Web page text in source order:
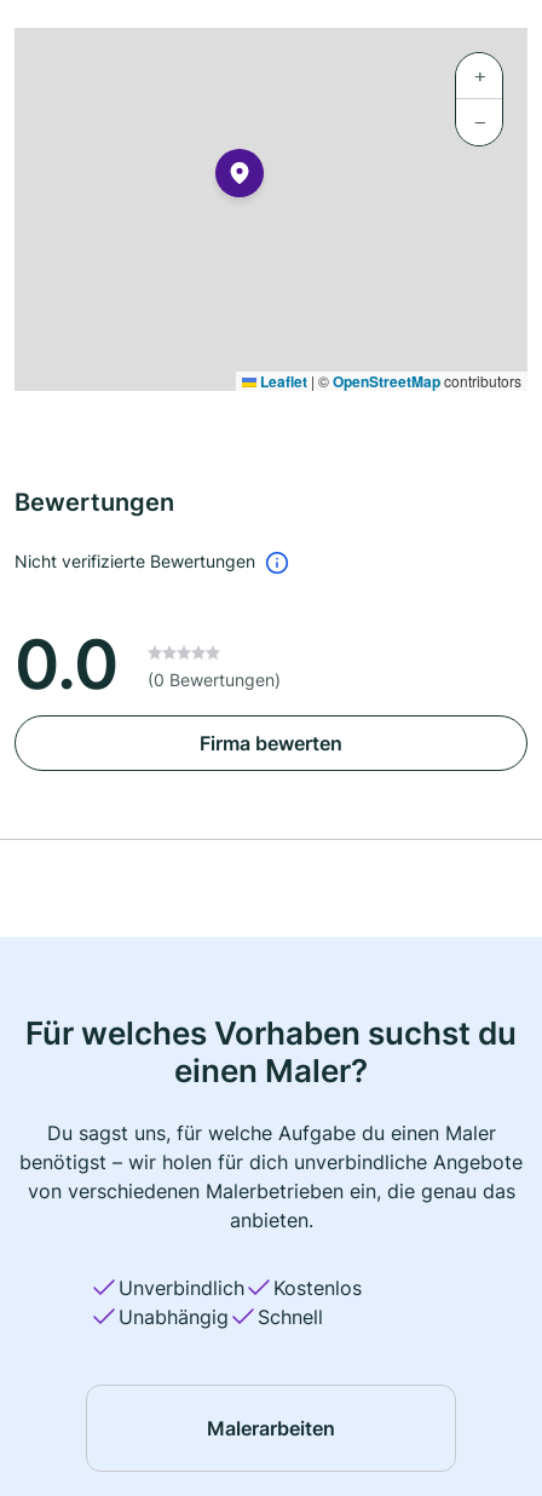
+
−
Leaflet | ©OpenStreetMapcontributors
Bewertungen
Nicht verifizierte Bewertungen
0.0 (0 Bewertungen)
Firma bewerten
Für welches Vorhaben suchst du
einen Maler?
Du sagst uns, für welche Aufgabe du einen Maler
benötigst – wir holen für dich unverbindliche Angebote
von verschiedenen Malerbetrieben ein, die genau das
anbieten.
Unverbindlich
Kostenlos
Unabhängig
Schnell
Malerarbeiten